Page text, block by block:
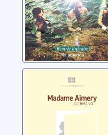
Madame Aimery
Utz, Bernard